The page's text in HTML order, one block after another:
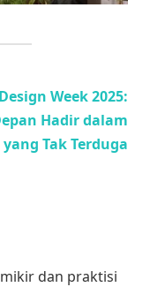
Week 2025:
Hadir dalam
Tak Terduga
dan praktisi